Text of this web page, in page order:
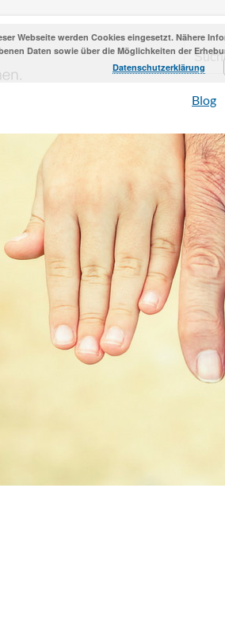
Blog
Webseite werden Cookies eingesetzt. Nähere
Daten sowie über die Möglichkeiten der
Datenschutzerklärung